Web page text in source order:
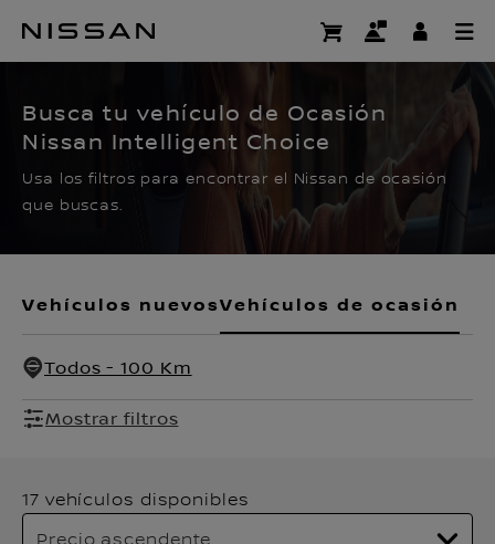
contenido
CERTIFIED PRE
Busca tu vehículo de Ocasión
Nissan Intelligent Choice
Usa los filtros para encontrar el Nissan de ocasión
que buscas.
Vehículos nuevosVehículos de ocasión
Todos - 100 Km
Mostrar filtros
17 vehículos disponibles